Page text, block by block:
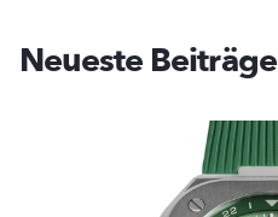
Neueste Beiträge